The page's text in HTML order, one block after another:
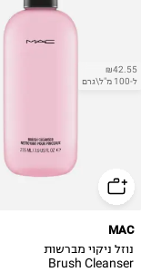
₪42.55
ל-100 מ"ל\גרם
MAC
נוזל ניקוי מברשות
Brush Cleanser